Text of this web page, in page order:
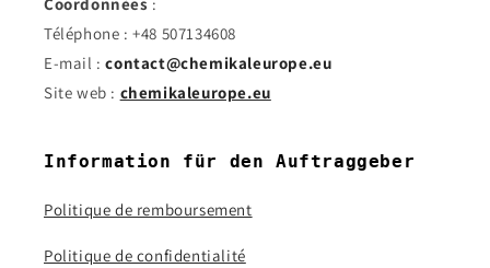
Téléphone : +48 507134608
E-mail :contact@chemikaleurope.eu
Site web : chemikaleurope.eu
Information für den Auftraggeber
Politique de remboursement
Politique de confidentialité